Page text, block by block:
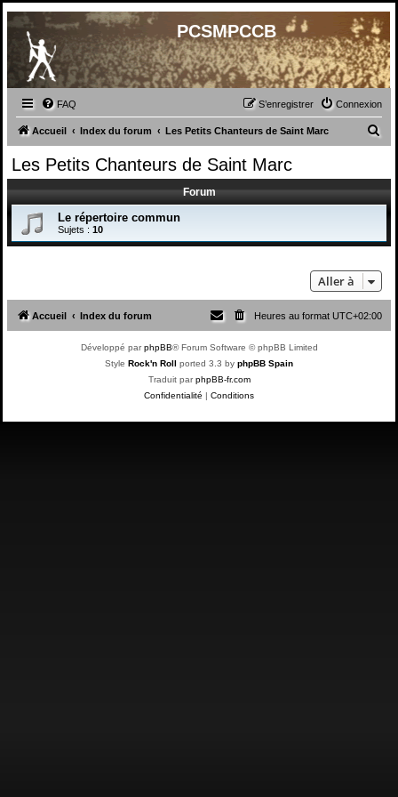
PCSMPCCB
FAQ Connexion
S’enregistrer
Accueil Index du forum Les Petits Chanteurs de Saint Marc
e
r
Les Petits Chanteurs de Saint Marc
Forum
Le répertoire commun
Sujets : 10
Aller à
Accueil Index du forum Heures au format UTC+02:00
Développé parphpBB® Forum Software © phpBB Limited
Style Rock'n Roll ported 3.3 by phpBB Spain
Traduit parphpBB-fr.com
Confidentialité | Conditions